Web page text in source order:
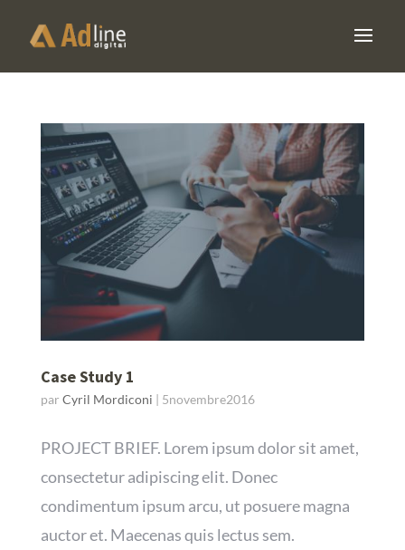
Case Study 1
par Cyril Mordiconi | 5novembre2016
PROJECT BRIEF. Lorem ipsum dolor sit amet,
consectetur adipiscing elit. Donec
condimentum ipsum arcu, ut posuere magna
auctor et. Maecenas quis lectus sem.